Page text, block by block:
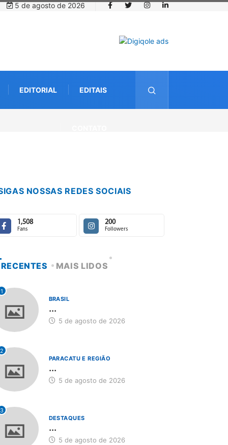
5 de agosto de 2026
EDITORIAL EDITAIS
NOSSAS REDES SOCIAIS
1,508
Fans
200
Followers
RECENTES MAIS LIDOS
1
BRASIL
...
5 de agosto de 2026
2
PARACATU E REGIÃO
...
5 de agosto de 2026
3
DESTAQUES
...
5 de agosto de 2026